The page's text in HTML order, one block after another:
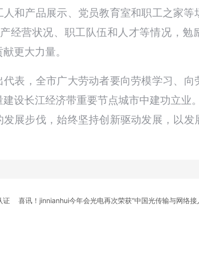
产品展示、党员教育室和职工之家等
经营状况、职工队伍和人才等情况，
更大力量。
，全市广大劳动者要向劳模学习、向
建设长江经济带重要节点城市中建功立业。
展步伐，始终坚持创新驱动发展， 以发
证
喜讯！jinnianhui今年会光电再次荣获“中国光传输与网络